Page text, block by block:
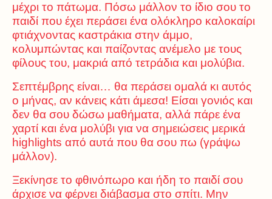
μέχρι το πάτωμα. Πόσω μάλλον το ίδιο σου το
παιδί που έχει περάσει ένα ολόκληρο καλοκαίρι
φτιάχνοντας καστράκια στην άμμο,
κολυμπώντας και παίζοντας ανέμελο με τους
φίλους του, μακριά από τετράδια και μολύβια.
Σεπτέμβρης είναι… θα περάσει ομαλά κι αυτός
ο μήνας, αν κάνεις κάτι άμεσα! Είσαι γονιός και
δεν θα σου δώσω μαθήματα, αλλά πάρε ένα
χαρτί και ένα μολύβι για να σημειώσεις μερικά
highlights από αυτά που θα σου πω (γράψω
μάλλον).
Ξεκίνησε το φθινόπωρο και ήδη το παιδί σου
άρχισε να φέρνει διάβασμα στο σπίτι. Μην